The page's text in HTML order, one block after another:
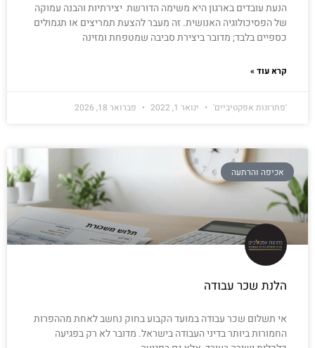
הנעת עובדים בארגון היא משימה הדורשת יצירתיות והבנה עמוקה
של הפסיכולוגיה האנושית. זה מעבר להצעת תמריצים או תגמולים
כספיים בלבד; מדובר ביצירת סביבה שמטפחת ומזינה
קרא עוד »
'פתרונות אפקטיביים' ינואר 1, 2022 פברואר 18, 2026
אכיפה והרתעה
הלנת שכר עבודה
אי תשלום שכר עבודה במועד הקבוע בחוק נחשב לאחת מההפרות
החמורות ביותר בדיני העבודה בישראל. מדובר לא רק בפגיעה